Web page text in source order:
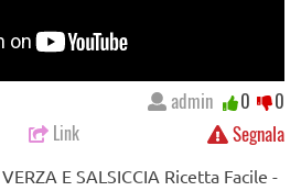
Link Segnala
admin 0 0
E SALSICCIA Ricetta Facile -